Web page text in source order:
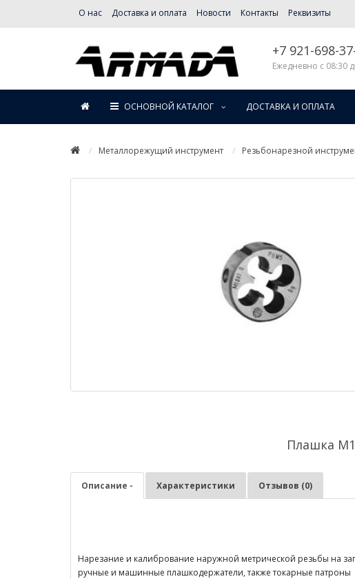
О нас Доставка и оплата Новости Контакты Реквизиты
+7 921-698-
Ежедневно с 08:30
ОСНОВНОЙ КАТАЛОГ ДОСТАВКА И ОПЛАТА
Металлорежущий инструмент Резьбонарезной
Плашка
Описание - Характеристики Отзывов (0)
Нарезание и калибрование наружной метрической резьбы на
ручные и машинные плашкодержатели, также токарные патроны